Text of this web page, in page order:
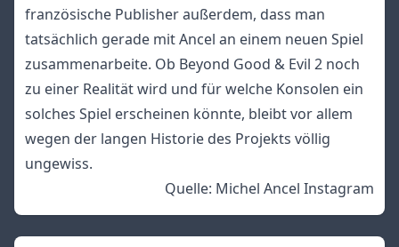
französische Publisher außerdem, dass man
tatsächlich gerade mit Ancel an einem neuen Spiel
zusammenarbeite. Ob Beyond Good & Evil 2 noch
zu einer Realität wird und für welche Konsolen ein
solches Spiel erscheinen könnte, bleibt vor allem
wegen der langen Historie des Projekts völlig
ungewiss.
Quelle: Michel Ancel Instagram